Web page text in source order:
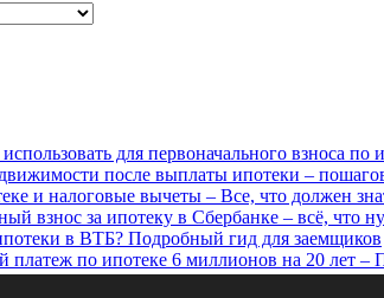
для первоначального взноса по
после выплаты ипотеки –
и налоговые вычеты – Все, что должен
взнос за ипотеку в Сбербанке – всё, что
в ВТБ? Подробный гид для заемщиков
платеж по ипотеке 6 миллионов на 20 лет –